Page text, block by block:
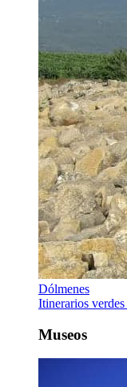
Dólmenes
Itinerarios verdes
Museos